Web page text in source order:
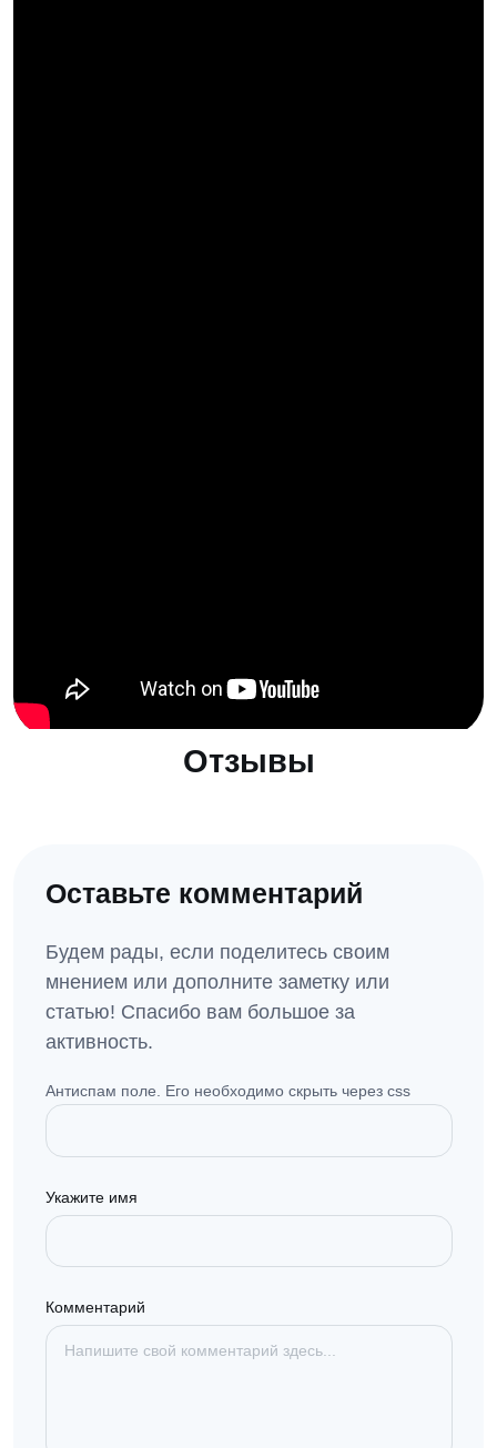
Отзывы
Оставьте комментарий
Будем рады, если поделитесь своим
мнением или дополните заметку или
статью! Спасибо вам большое за
активность.
Антиспам поле. Его необходимо скрыть через css
Укажите имя
Комментарий